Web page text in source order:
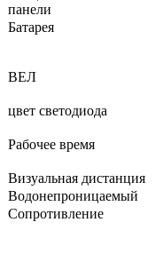
панели
Батарея
ВЕЛ
цвет светодиода
Рабочее время
Визуальная дистанция
Водонепроницаемый
Сопротивление